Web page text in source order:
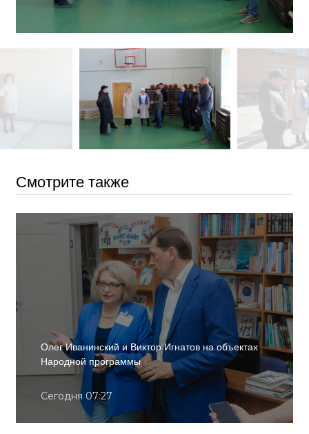
Смотрите также
Олег Иванинский и Виктор Игнатов на объектах
Народной программы
Сегодня 07:27